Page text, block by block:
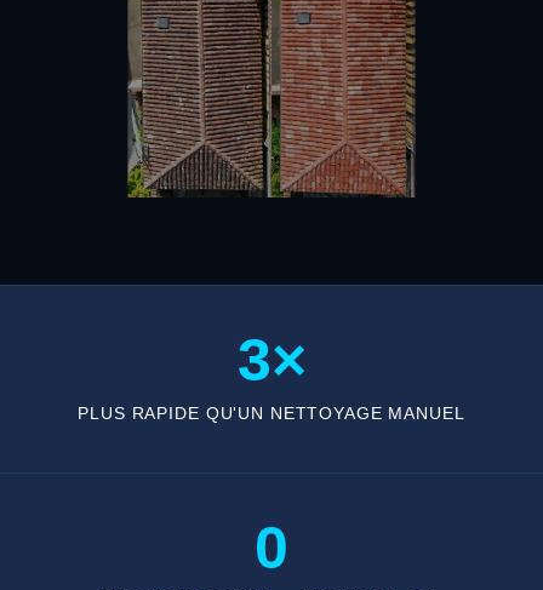
3×
PLUS RAPIDE QU'UN NETTOYAGE MANUEL
0